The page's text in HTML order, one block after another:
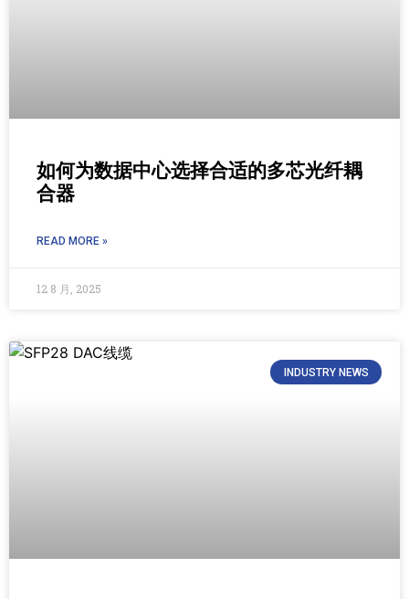
如何为数据中心选择合适的多芯光纤耦
合器
READ MORE »
12 8 月, 2025
INDUSTRY NEWS